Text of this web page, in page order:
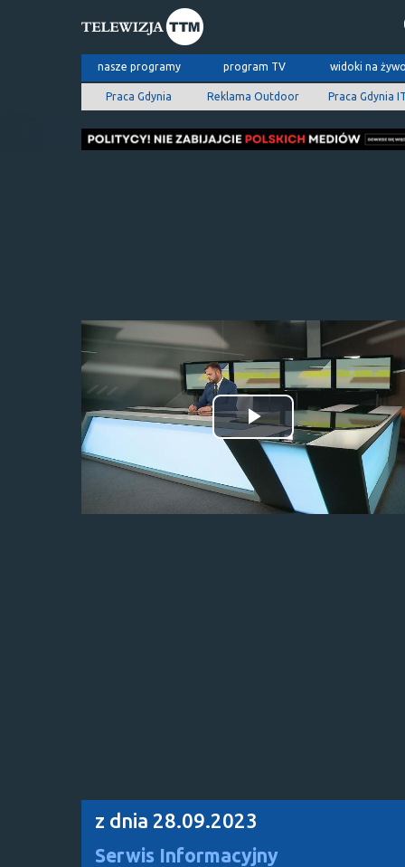
nasze programy program TV widoki na
Praca Gdynia Reklama Outdoor Praca Gdynia
Odtwórz
wideo
z dnia 28.09.2023
Serwis Informacyjny